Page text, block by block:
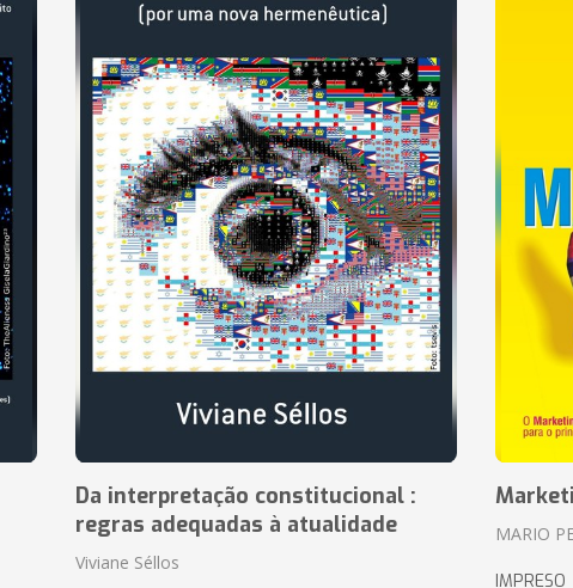
Da interpretação constitucional :
regras adequadas à atualidade
Viviane Séllos
MARIO
IMPRESO